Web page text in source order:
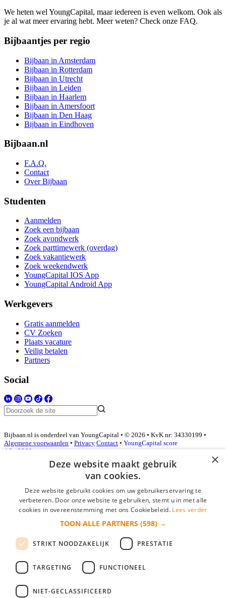
We heten wel YoungCapital, maar iedereen is even welkom. Ook als
je al wat meer ervaring hebt. Meer weten? Check onze FAQ.
Bijbaantjes per regio
Bijbaan in Amsterdam
Bijbaan in Rotterdam
Bijbaan in Utrecht
Bijbaan in Leiden
Bijbaan in Haarlem
Bijbaan in Amersfoort
Bijbaan in Den Haag
Bijbaan in Eindhoven
Bijbaan.nl
F.A.Q.
Contact
Over Bijbaan
Studenten
Aanmelden
Zoek een bijbaan
Zoek avondwerk
Zoek parttimewerk (overdag)
Zoek vakantiewerk
Zoek weekendwerk
YoungCapital IOS App
YoungCapital Android App
Werkgevers
Gratis aanmelden
CV Zoeken
Plaats vacature
Veilig betalen
Partners
Social
Bijbaan.nl is onderdeel van YoungCapital • © 2026 • KvK nr: 34330199 •
Algemene voorwaarden • Privacy Contact • YoungCapital score
4.3 - 3366 reviews
Inloggen als bedrijf
*
login gegevens onthouden
login
Bedrijf aanmelden
×
Deze website maakt gebruik
van cookies.
Deze website gebruikt cookies om uw gebruikerservaring te
verbeteren. Door onze website te gebruiken, stemt u in met alle
cookies in overeenstemming met ons Cookiebeleid. Lees verder
TOON ALLE PARTNERS (598) →
STRIKT NOODZAKELIJK PRESTATIE
TARGETING FUNCTIONEEL
NIET-GECLASSIFICEERD